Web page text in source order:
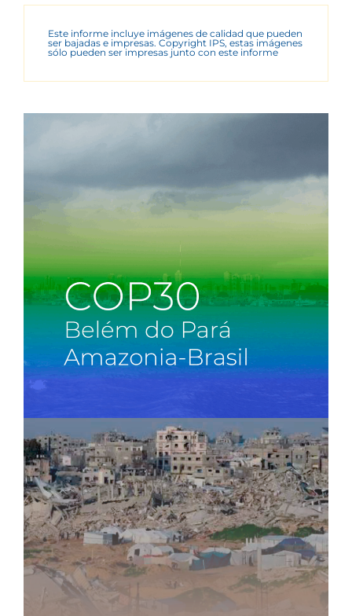
Este informe incluye imágenes de calidad que pueden
ser bajadas e impresas. Copyright IPS, estas imágenes
sólo pueden ser impresas junto con este informe